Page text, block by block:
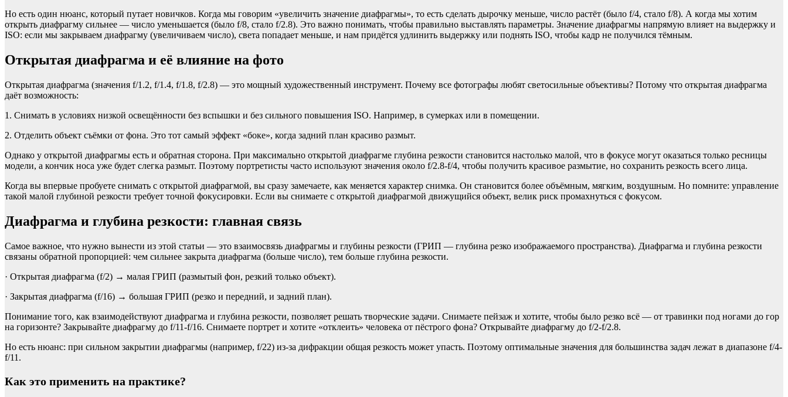
Но есть один нюанс, который путает новичков. Когда мы говорим «увеличить значение диафрагмы», то есть сделать дырочку меньше, число растёт (было f/4, стало f/8). А когда мы хотим
открыть диафрагму сильнее — число уменьшается (было f/8, стало f/2.8). Это важно понимать, чтобы правильно выставлять параметры. Значение диафрагмы напрямую влияет на выдержку и
ISO: если мы закрываем диафрагму (увеличиваем число), света попадает меньше, и нам придётся удлинить выдержку или поднять ISO, чтобы кадр не получился тёмным.
Открытая диафрагма и её влияние на фото
Открытая диафрагма (значения f/1.2, f/1.4, f/1.8, f/2.8) — это мощный художественный инструмент. Почему все фотографы любят светосильные объективы? Потому что открытая диафрагма
даёт возможность:
1. Снимать в условиях низкой освещённости без вспышки и без сильного повышения ISO. Например, в сумерках или в помещении.
2. Отделить объект съёмки от фона. Это тот самый эффект «боке», когда задний план красиво размыт.
Однако у открытой диафрагмы есть и обратная сторона. При максимально открытой диафрагме глубина резкости становится настолько малой, что в фокусе могут оказаться только ресницы
модели, а кончик носа уже будет слегка размыт. Поэтому портретисты часто используют значения около f/2.8-f/4, чтобы получить красивое размытие, но сохранить резкость всего лица.
Когда вы впервые пробуете снимать с открытой диафрагмой, вы сразу замечаете, как меняется характер снимка. Он становится более объёмным, мягким, воздушным. Но помните: управление
такой малой глубиной резкости требует точной фокусировки. Если вы снимаете с открытой диафрагмой движущийся объект, велик риск промахнуться с фокусом.
Диафрагма и глубина резкости: главная связь
Самое важное, что нужно вынести из этой статьи — это взаимосвязь диафрагмы и глубины резкости (ГРИП — глубина резко изображаемого пространства). Диафрагма и глубина резкости
связаны обратной пропорцией: чем сильнее закрыта диафрагма (больше число), тем больше глубина резкости.
· Открытая диафрагма (f/2) → малая ГРИП (размытый фон, резкий только объект).
· Закрытая диафрагма (f/16) → большая ГРИП (резко и передний, и задний план).
Понимание того, как взаимодействуют диафрагма и глубина резкости, позволяет решать творческие задачи. Снимаете пейзаж и хотите, чтобы было резко всё — от травинки под ногами до гор
на горизонте? Закрывайте диафрагму до f/11-f/16. Снимаете портрет и хотите «отклеить» человека от пёстрого фона? Открывайте диафрагму до f/2-f/2.8.
Но есть нюанс: при сильном закрытии диафрагмы (например, f/22) из-за дифракции общая резкость может упасть. Поэтому оптимальные значения для большинства задач лежат в диапазоне f/4-
f/11.
Как это применить на практике?